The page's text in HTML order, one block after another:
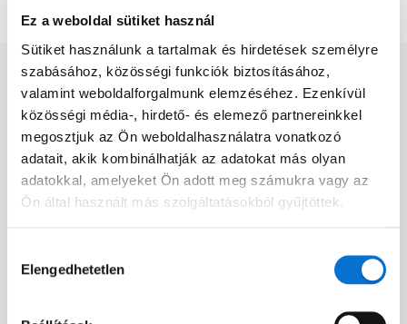
Ez a weboldal sütiket használ
Sütiket használunk a tartalmak és hirdetések személyre
szabásához, közösségi funkciók biztosításához,
valamint weboldalforgalmunk elemzéséhez. Ezenkívül
közösségi média-, hirdető- és elemező partnereinkkel
megosztjuk az Ön weboldalhasználatra vonatkozó
adatait, akik kombinálhatják az adatokat más olyan
adatokkal, amelyeket Ön adott meg számukra vagy az
Ön által használt más szolgáltatásokból gyűjtöttek.
kiválasztása
Elengedhetetlen
Facebook
Discord dev community
@BarionPayment